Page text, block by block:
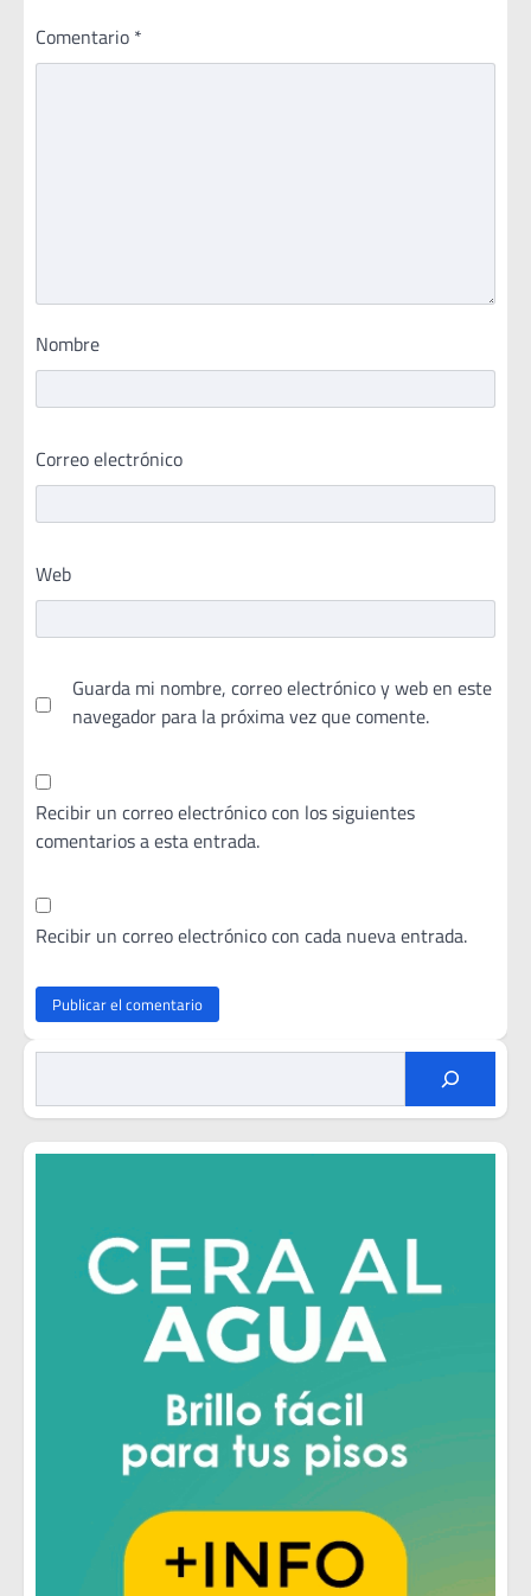
Comentario *
Nombre
Correo electrónico
Web
Guarda mi nombre, correo electrónico y web en este
navegador para la próxima vez que comente.
Recibir un correo electrónico con los siguientes
comentarios a esta entrada.
Recibir un correo electrónico con cada nueva entrada.